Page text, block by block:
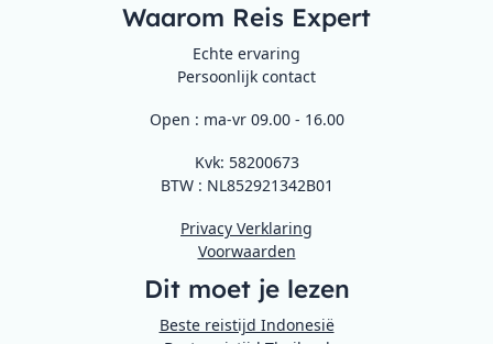
Waarom Reis Expert
Echte ervaring
Persoonlijk contact
Open : ma-vr 09.00 - 16.00
Kvk: 58200673
BTW : NL852921342B01
Privacy Verklaring
Voorwaarden
Dit moet je lezen
Beste reistijd Indonesië